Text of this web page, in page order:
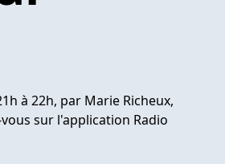
à 22h, par Marie Richeux,
sur l'application Radio